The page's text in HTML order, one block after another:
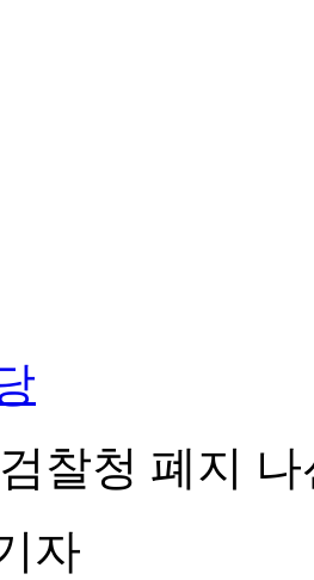
찰청 폐지
자